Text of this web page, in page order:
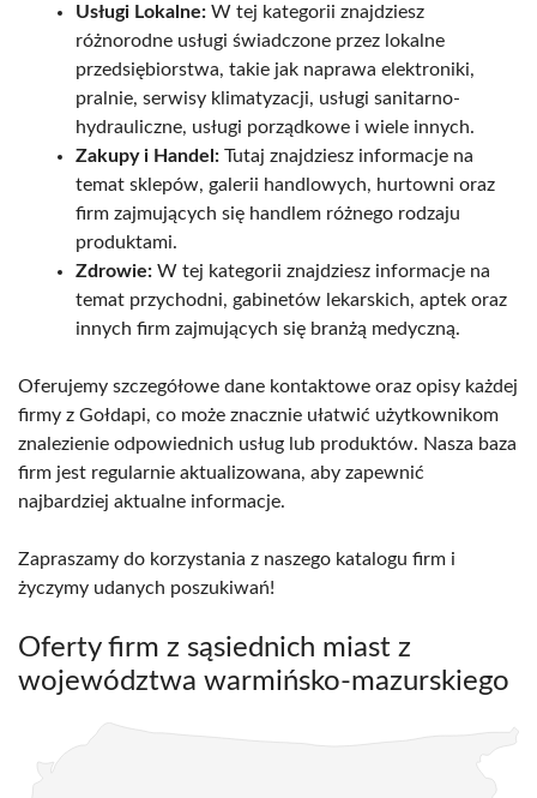
Usługi Lokalne: W tej kategorii znajdziesz
różnorodne usługi świadczone przez lokalne
przedsiębiorstwa, takie jak naprawa elektroniki,
pralnie, serwisy klimatyzacji, usługi sanitarno-
hydrauliczne, usługi porządkowe i wiele innych.
Zakupy i Handel: Tutaj znajdziesz informacje na
temat sklepów, galerii handlowych, hurtowni oraz
firm zajmujących się handlem różnego rodzaju
produktami.
Zdrowie: W tej kategorii znajdziesz informacje na
temat przychodni, gabinetów lekarskich, aptek oraz
innych firm zajmujących się branżą medyczną.
Oferujemy szczegółowe dane kontaktowe oraz opisy każdej
firmy z Gołdapi, co może znacznie ułatwić użytkownikom
znalezienie odpowiednich usług lub produktów. Nasza baza
firm jest regularnie aktualizowana, aby zapewnić
najbardziej aktualne informacje.
Zapraszamy do korzystania z naszego katalogu firm i
życzymy udanych poszukiwań!
Oferty firm z sąsiednich miast z
województwa warmińsko-mazurskiego